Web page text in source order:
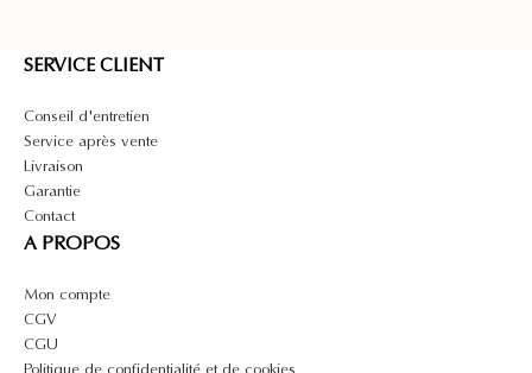
les Cookies !
On a attendu d'être sûrs que le contenu de ce site vous intéresse avant de
vous déranger, mais on aimerait bien vous accompagner pendant votre
SERVICE CLIENT
Conseil d'entretien
Service après vente
Livraison
Garantie
Contact
A PROPOS
Mon compte
CGV
CGU
Politique de confidentialité et de cookies